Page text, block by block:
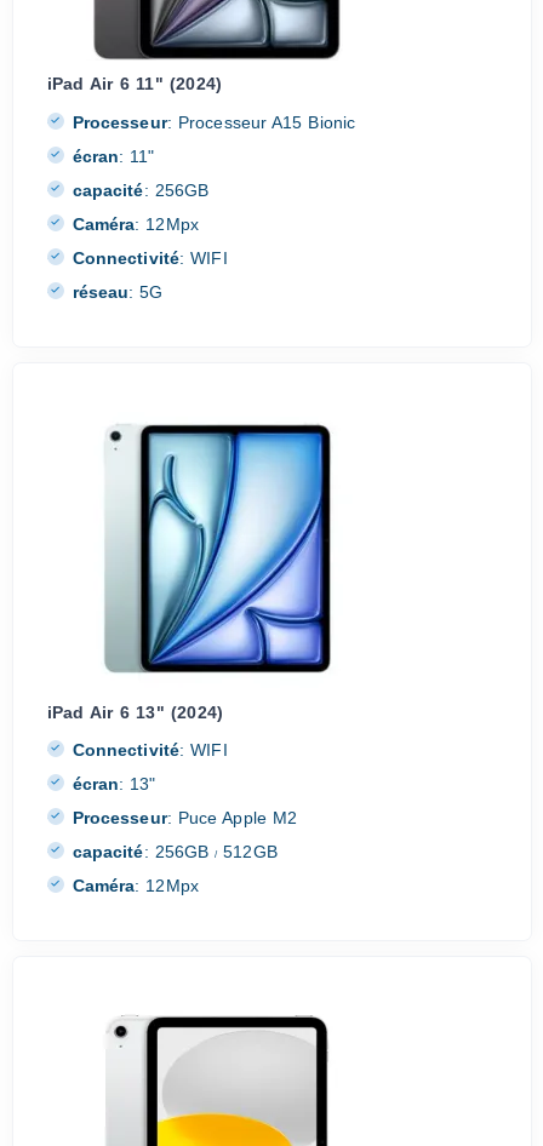
iPad Air 6 11" (2024)
Processeur: Processeur A15 Bionic
écran: 11"
capacité: 256GB
Caméra: 12Mpx
Connectivité: WIFI
réseau: 5G
iPad Air 6 13" (2024)
Connectivité: WIFI
écran: 13"
Processeur: Puce Apple M2
capacité: 256GB/ 512GB
Caméra: 12Mpx